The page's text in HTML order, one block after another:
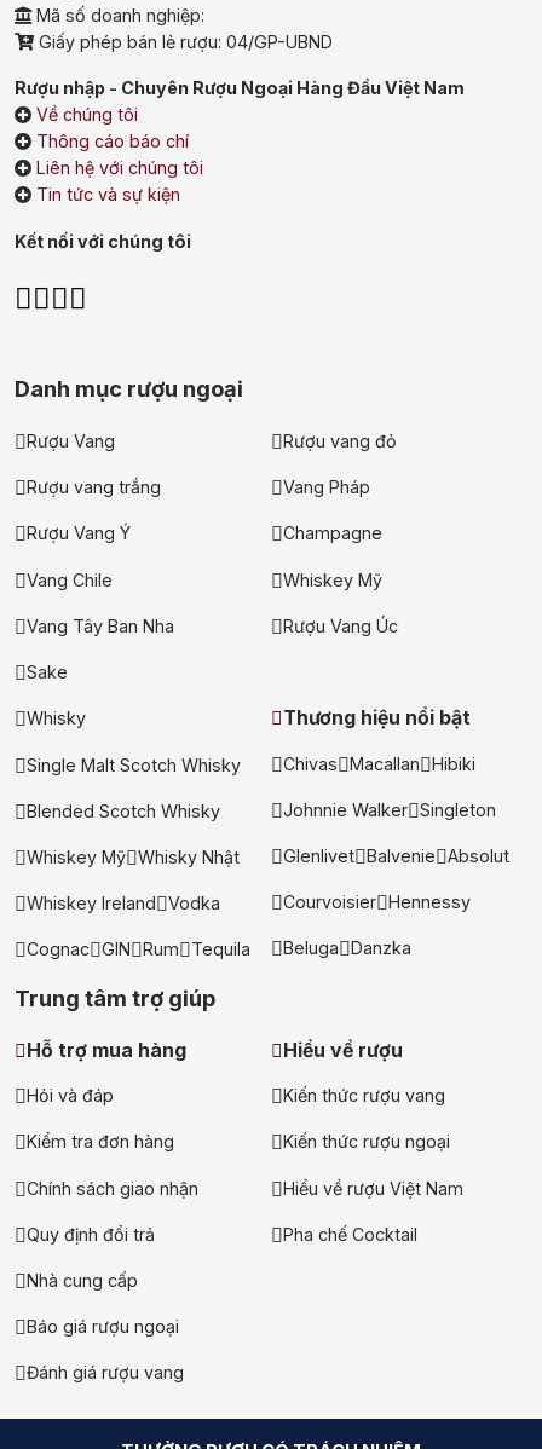
Mã số doanh nghiệp:
Giấy phép bán lẻ rượu: 04/GP-UBND
Rượu nhập - Chuyên Rượu Ngoại Hàng Đầu Việt Nam
Về chúng tôi
Thông cáo báo chí
Liên hệ với chúng tôi
Tin tức và sự kiện
Kết nối với chúng tôi
Danh mục rượu ngoại
Rượu Vang Rượu vang đỏ
Rượu vang trắng Vang Pháp
Rượu Vang Ý Champagne
Vang Chile Whiskey Mỹ
Vang Tây Ban Nha Rượu Vang Úc
Sake
Whisky
Single Malt Scotch Whisky
Blended Scotch Whisky
Whiskey Mỹ Whisky Nhật
Whiskey Ireland Vodka
Cognac GIN Rum Tequila
Thương hiệu nổi bật
Chivas Macallan Hibiki
Johnnie Walker Singleton
Glenlivet Balvenie Absolut
Courvoisier Hennessy
Beluga Danzka
Trung tâm trợ giúp
Hỗ trợ mua hàng
Hỏi và đáp
Kiểm tra đơn hàng
Chính sách giao nhận
Quy định đổi trả
Nhà cung cấp
Báo giá rượu ngoại
Đánh giá rượu vang
Hiểu về rượu
Kiến thức rượu vang
Kiến thức rượu ngoại
Hiểu về rượu Việt Nam
Pha chế Cocktail